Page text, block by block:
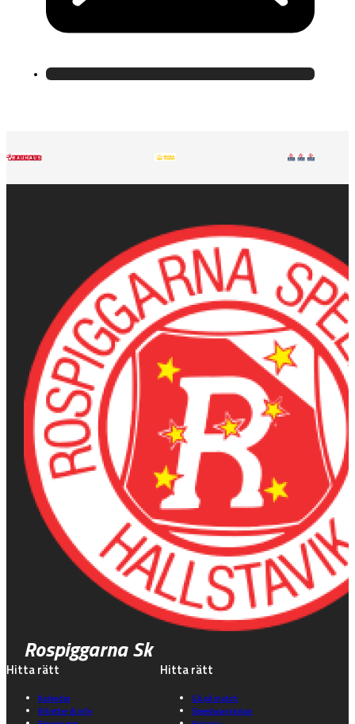
Rospiggarna Sk
Hitta rätt
Kalender
Biljetter & info
Hitta rätt
Gå på match
Speedwayskolan